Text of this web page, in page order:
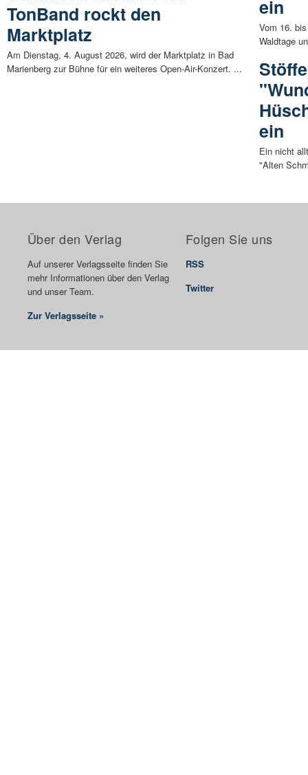
TonBand rockt den
Marktplatz
Am Dienstag, 4. August 2026, wird der Marktplatz in Bad
Marienberg zur Bühne für ein weiteres Open-Air-Konzert. ...
ein
Vom 16.
Waldtage
ein
Ein nicht
"Alten
Über den Verlag
Auf unserer Verlagsseite finden Sie
mehr Informationen über den Verlag
und unser Team.
Zur Verlagsseite »
Folgen Sie uns
RSS
Twitter